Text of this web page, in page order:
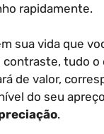
rapidamente.
sua vida que
contraste, tudo o
de valor,
do seu
.